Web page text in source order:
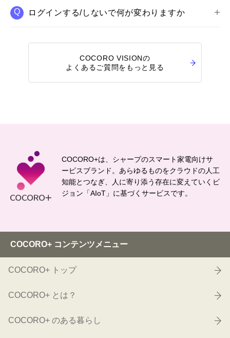
ログインする/しないで何が変わりますか
COCORO VISIONの
よくあるご質問をもっと見る
COCORO+は、シャープのスマート家電向けサ
ービスブランド。 あらゆるものをクラウドの人工
知能とつなぎ、
人に寄り添う存在に変えていくビ
ジョン「AIoT」に基づくサービスです。
COCORO+ コンテンツメニュー
COCORO+ トップ
COCORO+ とは？
COCORO+ のある暮らし